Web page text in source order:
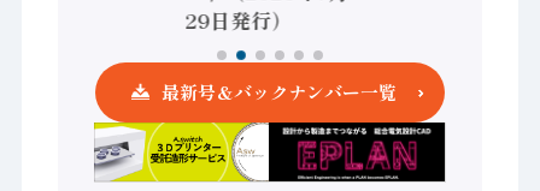
29日発行）
最新号＆バックナンバー一覧